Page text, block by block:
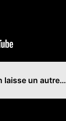
laisse un autre…